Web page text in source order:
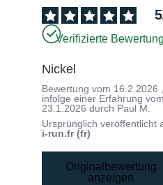
5
Verifizierte
Nickel
Bewertung vom 16.2.2026
infolge einer Erfahrung
23.1.2026 durch Paul M.
Ursprünglich veröffentlicht
i-run.fr (fr)
Originalbewertung
anzeigen